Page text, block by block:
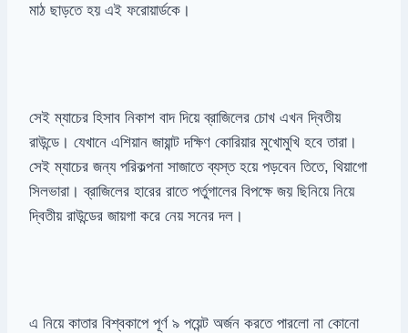
মাঠ ছাড়তে হয় এই ফরোয়ার্ডকে।
সেই ম্যাচের হিসাব নিকাশ বাদ দিয়ে ব্রাজিলের চোখ এখন দ্বিতীয়
রাউন্ডে। যেখানে এশিয়ান জায়ান্ট দক্ষিণ কোরিয়ার মুখোমুখি হবে তারা।
সেই ম্যাচের জন্য পরিকল্পনা সাজাতে ব্যস্ত হয়ে পড়বেন তিতে, থিয়াগো
সিলভারা। ব্রাজিলের হারের রাতে পর্তুগালের বিপক্ষে জয় ছিনিয়ে নিয়ে
দ্বিতীয় রাউন্ডের জায়গা করে নেয় সনের দল।
এ নিয়ে কাতার বিশ্বকাপে পূর্ণ ৯ পয়েন্ট অর্জন করতে পারলো না কোনো